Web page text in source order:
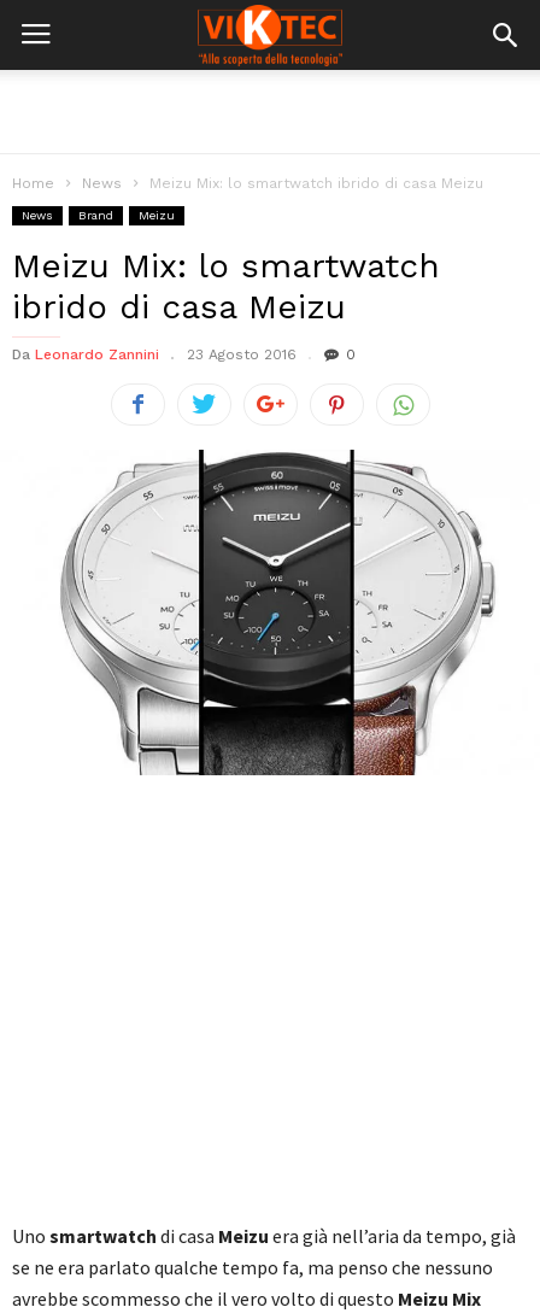
Home News Meizu Mix: lo smartwatch ibrido di casa Meizu
News Brand Meizu
Meizu Mix: lo smartwatch
ibrido di casa Meizu
Da Leonardo Zannini 23 Agosto 2016 0
Uno smartwatch di casa Meizu era già nell’aria da tempo, già
se ne era parlato qualche tempo fa, ma penso che nessuno
avrebbe scommesso che il vero volto di questo Meizu Mix